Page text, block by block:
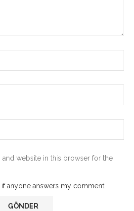
and website in this browser for the
anyone answers my comment.